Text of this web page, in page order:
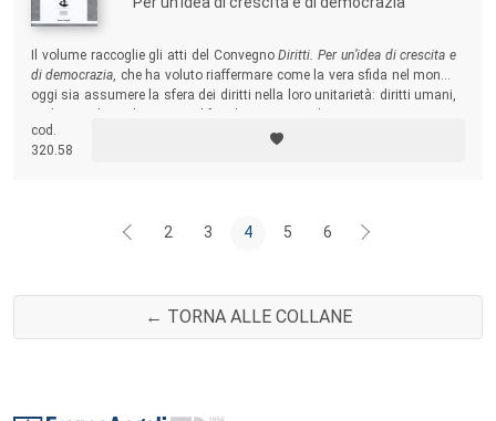
Il volume raccoglie gli atti del ConvegnoDiritti. Per un’idea di crescita e
di democrazia, che ha voluto riaffermare come la vera sfida nel mondo
oggi sia assumere la sfera dei diritti nella loro unitarietà: diritti umani,
e del grado effettivo di democrazia e civiltà.
cod.
320.58
2 3 4 5 6
← TORNA ALLE COLLANE